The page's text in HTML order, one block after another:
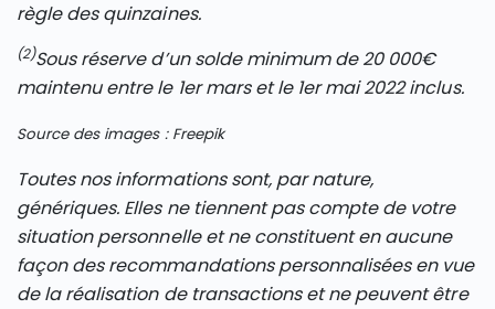
règle des quinzaines.
(2)Sous réserve d’un solde minimum de 20 000€
maintenu entre le 1er mars et le 1er mai 2022 inclus.
Source des images : Freepik
Toutes nos informations sont, par nature,
génériques. Elles ne tiennent pas compte de votre
situation personnelle et ne constituent en aucune
façon des recommandations personnalisées en vue
de la réalisation de transactions et ne peuvent être